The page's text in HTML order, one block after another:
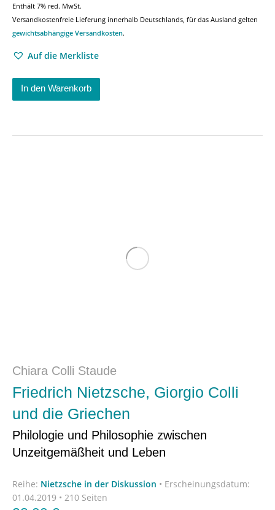
Enthält 7% red. MwSt.
Versandkostenfreie Lieferung innerhalb Deutschlands, für das Ausland gelten
gewichtsabhängige Versandkosten.
Auf die Merkliste
In den Warenkorb
Chiara Colli Staude
Friedrich Nietzsche, Giorgio Colli
und die Griechen
Philologie und Philosophie zwischen
Unzeitgemäßheit und Leben
Reihe: Nietzsche in der Diskussion • Erscheinungsdatum:
01.04.2019 • 210 Seiten